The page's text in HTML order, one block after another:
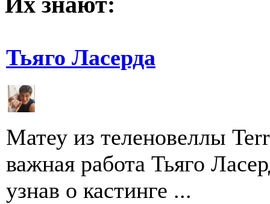
Тьяго Ласерда
Матеу из теленовеллы
важная работа Тьяго
узнав о кастинге ...